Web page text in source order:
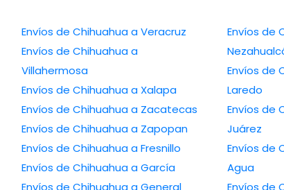
Envíos de Chihuahua a Veracruz
Envíos de Chihuahua a
Villahermosa
Envíos de Chihuahua a Xalapa
Envíos de Chihuahua a Zacatecas
Envíos de Chihuahua a Zapopan
Envíos de Chihuahua a Fresnillo
Envíos de Chihuahua a García
Envíos de
Envíos de
Laredo
Envíos de
Juárez
Envíos de
Agua